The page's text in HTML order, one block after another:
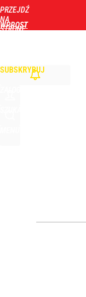
PRZEJDŹ
NA
STRONĘ
WPROST
SUBSKRYBUJ